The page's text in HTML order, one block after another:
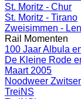
St. Moritz - Chur
St. Moritz - Tirano
Zweisimmen -
Rail Momenten
100 Jaar Albula
De Kleine Rode
Maart 2005
Noodweer
TreiNS